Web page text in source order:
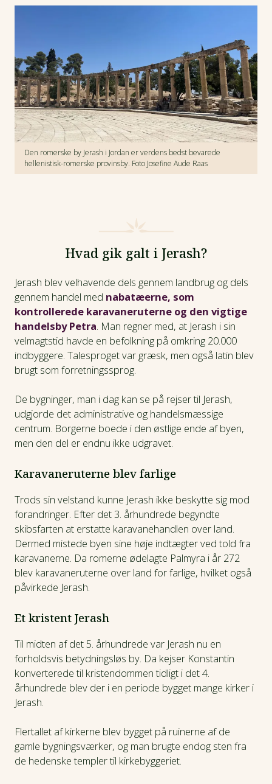
Den romerske by Jerash i Jordan er verdens bedst bevarede
hellenistisk-romerske provinsby. Foto Josefine Aude Raas
Hvad gik galt i Jerash?
Jerash blev velhavende dels gennem landbrug og dels
gennem handel med nabatæerne, som
kontrollerede karavaneruterne og den vigtige
handelsby Petra. Man regner med, at Jerash i sin
velmagtstid havde en befolkning på omkring 20.000
indbyggere. Talesproget var græsk, men også latin blev
brugt som forretningssprog.
De bygninger, man i dag kan se på rejser til Jerash,
udgjorde det administrative og handelsmæssige
centrum. Borgerne boede i den østlige ende af byen,
men den del er endnu ikke udgravet.
Karavaneruterne blev farlige
Trods sin velstand kunne Jerash ikke beskytte sig mod
forandringer. Efter det 3. århundrede begyndte
skibsfarten at erstatte karavanehandlen over land.
Dermed mistede byen sine høje indtægter ved told fra
karavanerne. Da romerne ødelagte Palmyra i år 272
blev karavaneruterne over land for farlige, hvilket også
påvirkede Jerash.
Et kristent Jerash
Til midten af det 5. århundrede var Jerash nu en
forholdsvis betydningsløs by. Da kejser Konstantin
konverterede til kristendommen tidligt i det 4.
århundrede blev der i en periode bygget mange kirker i
Jerash.
Flertallet af kirkerne blev bygget på ruinerne af de
gamle bygningsværker, og man brugte endog sten fra
de hedenske templer til kirkebyggeriet.